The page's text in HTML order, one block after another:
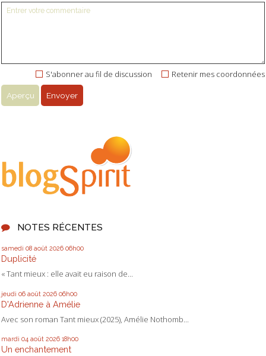
NOTES RÉCENTES
samedi 08 août 2026 06h00
Duplicité
« Tant mieux : elle avait eu raison de...
jeudi 06 août 2026 06h00
D'Adrienne à Amélie
Avec son roman Tant mieux (2025), Amélie Nothomb...
mardi 04 août 2026 18h00
Un enchantement
Retenir mes coordonnées
S'abonner au fil de discussion